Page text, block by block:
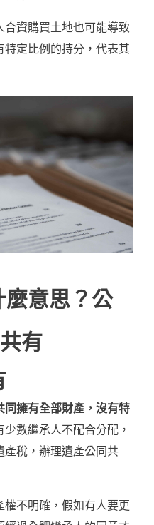
合資購買土地也可能導致
特定比例的持分，代表其
麼意思？公
有
同擁有全部財產，沒有特
少數繼承人不配合分配，
產稅，辦理遺產公同共
不明確，假如有人要更